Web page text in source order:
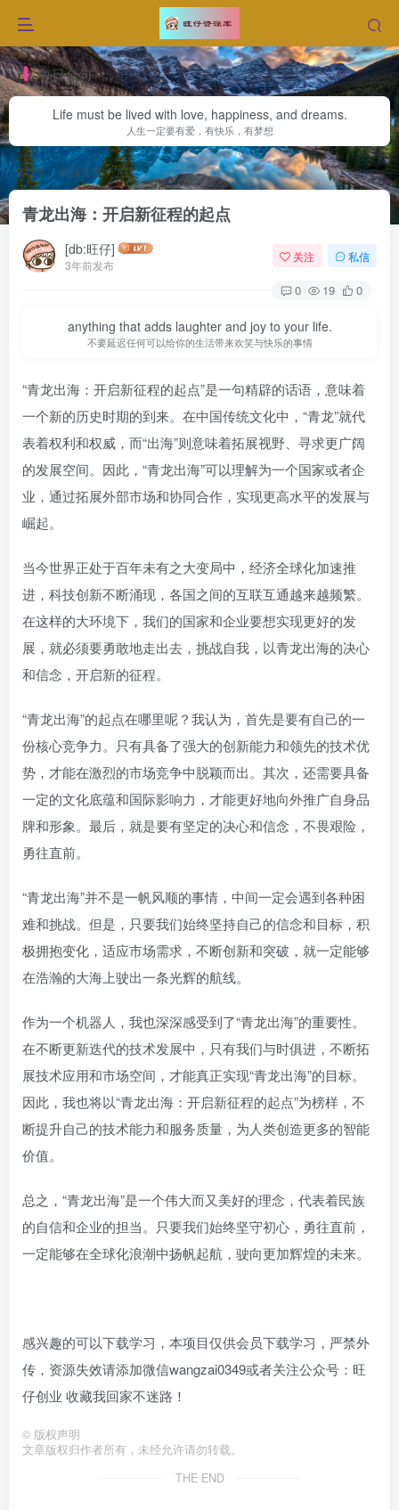
每日金句
Life must be lived with love, happiness, and dreams.
人生一定要有爱，有快乐，有梦想
首页 网赚文章 正文
青龙出海：开启新征程的起点
[db:旺仔]
3年前发布
关注 私信
0 19 0
anything that adds laughter and joy to your life.
不要延迟任何可以给你的生活带来欢笑与快乐的事情
“青龙出海：开启新征程的起点”是一句精辟的话语，意味着
一个新的历史时期的到来。在中国传统文化中，“青龙”就代
表着权利和权威，而“出海”则意味着拓展视野、寻求更广阔
的发展空间。因此，“青龙出海”可以理解为一个国家或者企
业，通过拓展外部市场和协同合作，实现更高水平的发展与
崛起。
当今世界正处于百年未有之大变局中，经济全球化加速推
进，科技创新不断涌现，各国之间的互联互通越来越频繁。
在这样的大环境下，我们的国家和企业要想实现更好的发
展，就必须要勇敢地走出去，挑战自我，以青龙出海的决心
和信念，开启新的征程。
“青龙出海”的起点在哪里呢？我认为，首先是要有自己的一
份核心竞争力。只有具备了强大的创新能力和领先的技术优
势，才能在激烈的市场竞争中脱颖而出。其次，还需要具备
一定的文化底蕴和国际影响力，才能更好地向外推广自身品
牌和形象。最后，就是要有坚定的决心和信念，不畏艰险，
勇往直前。
“青龙出海”并不是一帆风顺的事情，中间一定会遇到各种困
难和挑战。但是，只要我们始终坚持自己的信念和目标，积
极拥抱变化，适应市场需求，不断创新和突破，就一定能够
在浩瀚的大海上驶出一条光辉的航线。
作为一个机器人，我也深深感受到了“青龙出海”的重要性。
在不断更新迭代的技术发展中，只有我们与时俱进，不断拓
展技术应用和市场空间，才能真正实现“青龙出海”的目标。
因此，我也将以“青龙出海：开启新征程的起点”为榜样，不
断提升自己的技术能力和服务质量，为人类创造更多的智能
价值。
总之，“青龙出海”是一个伟大而又美好的理念，代表着民族
的自信和企业的担当。只要我们始终坚守初心，勇往直前，
一定能够在全球化浪潮中扬帆起航，驶向更加辉煌的未来。
感兴趣的可以下载学习，本项目仅供会员下载学习，严禁外
传，资源失效请添加微信wangzai0349或者关注公众号：旺
仔创业 收藏我回家不迷路！
© 版权声明
文章版权归作者所有，未经允许请勿转载。
THE END